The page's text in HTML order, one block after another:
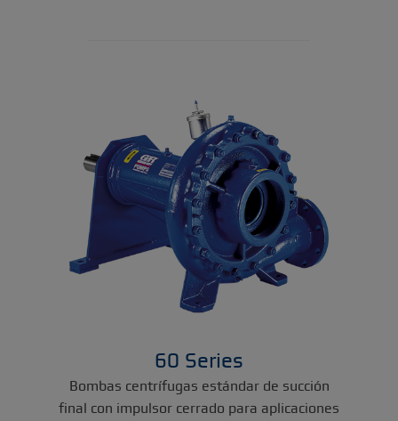
60 Series
Bombas centrífugas estándar de succión
final con impulsor cerrado para aplicaciones